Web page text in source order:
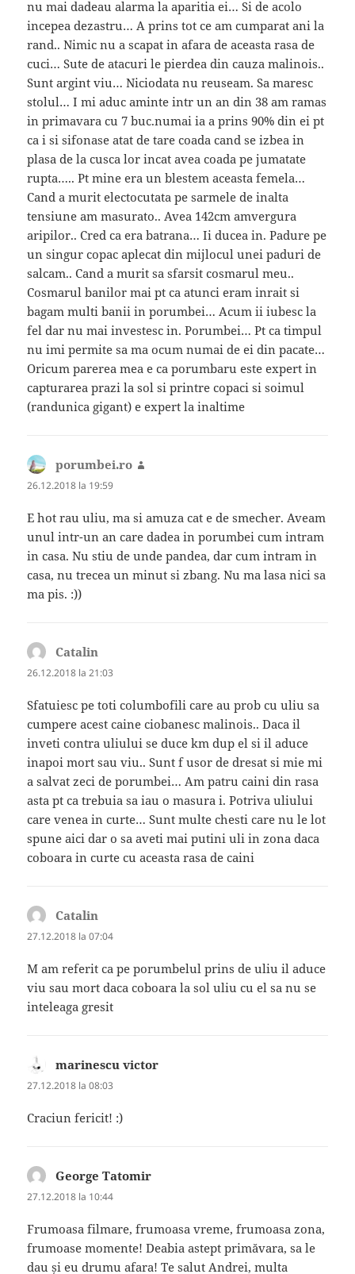
nu mai dadeau alarma la aparitia ei… Si de acolo
incepea dezastru… A prins tot ce am cumparat ani la
rand.. Nimic nu a scapat in afara de aceasta rasa de
cuci… Sute de atacuri le pierdea din cauza malinois..
Sunt argint viu… Niciodata nu reuseam. Sa maresc
stolul… I mi aduc aminte intr un an din 38 am ramas
in primavara cu 7 buc.numai ia a prins 90% din ei pt
ca i si sifonase atat de tare coada cand se izbea in
plasa de la cusca lor incat avea coada pe jumatate
rupta….. Pt mine era un blestem aceasta femela…
Cand a murit electocutata pe sarmele de inalta
tensiune am masurato.. Avea 142cm amvergura
aripilor.. Cred ca era batrana… Ii ducea in. Padure pe
un singur copac aplecat din mijlocul unei paduri de
salcam.. Cand a murit sa sfarsit cosmarul meu..
Cosmarul banilor mai pt ca atunci eram inrait si
bagam multi banii in porumbei… Acum ii iubesc la
fel dar nu mai investesc in. Porumbei… Pt ca timpul
nu imi permite sa ma ocum numai de ei din pacate…
Oricum parerea mea e ca porumbaru este expert in
capturarea prazi la sol si printre copaci si soimul
(randunica gigant) e expert la inaltime
porumbei.ro
26.12.2018 la 19:59
E hot rau uliu, ma si amuza cat e de smecher. Aveam
unul intr-un an care dadea in porumbei cum intram
in casa. Nu stiu de unde pandea, dar cum intram in
casa, nu trecea un minut si zbang. Nu ma lasa nici sa
ma pis. :))
Catalin
26.12.2018 la 21:03
Sfatuiesc pe toti columbofili care au prob cu uliu sa
cumpere acest caine ciobanesc malinois.. Daca il
inveti contra uliului se duce km dup el si il aduce
inapoi mort sau viu.. Sunt f usor de dresat si mie mi
a salvat zeci de porumbei… Am patru caini din rasa
asta pt ca trebuia sa iau o masura i. Potriva uliului
care venea in curte… Sunt multe chesti care nu le lot
spune aici dar o sa aveti mai putini uli in zona daca
coboara in curte cu aceasta rasa de caini
Catalin
27.12.2018 la 07:04
M am referit ca pe porumbelul prins de uliu il aduce
viu sau mort daca coboara la sol uliu cu el sa nu se
inteleaga gresit
marinescu victor
27.12.2018 la 08:03
Craciun fericit! :)
George Tatomir
27.12.2018 la 10:44
Frumoasa filmare, frumoasa vreme, frumoasa zona,
frumoase momente! Deabia astept primăvara, sa le
dau și eu drumu afara! Te salut Andrei, multa